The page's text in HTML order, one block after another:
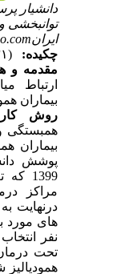
دانشیار
توانبخشی
ایرانdr.kian_nourozi@yahoo.com
چکیده:
مقدمه و
ارتباط
بیماران
روش کار:
همبستگی
بیماران
پوشش
1399 که
درنهایت
نفر
همودیالیز